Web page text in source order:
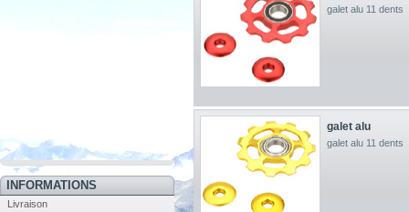
INFORMATIONS
Livraison
galet alu 11 dents
galet alu
galet alu 11 dents